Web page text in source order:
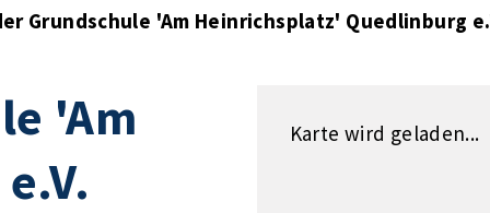
Grundschule 'Am Heinrichsplatz' Quedlinburg
'Am
Karte wird geladen...